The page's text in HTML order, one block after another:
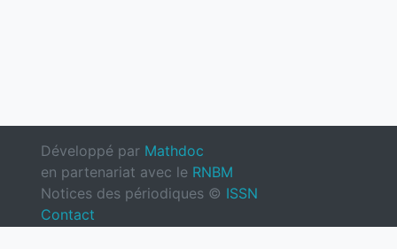
Développé par Mathdoc
en partenariat avec le RNBM
Notices des périodiques © ISSN
Contact